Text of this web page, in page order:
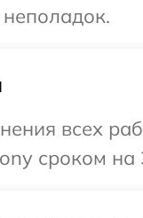
всех
сроком на